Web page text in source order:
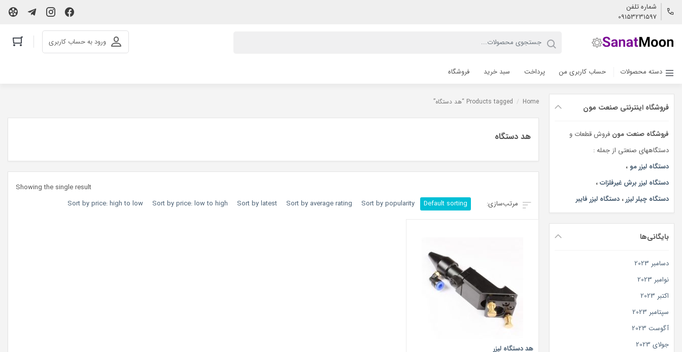
شماره تلفن
09153231597
ورود به حساب کاربری
دسته محصولات حساب کاربری من پرداخت سبد خرید فروشگاه
فروشگاه اینترنتی صنعت مون
فروشگاه صنعت مون فروش قطعات و
دستگاههای صنعتی از جمله :
دستگاه لیزر مو ،
دستگاه لیزر برش غیرفلزات،
دستگاه چیلر لیزر، دستگاه لیزر فایبر
بایگانی‌ها
دسامبر 2023
نوامبر 2023
اکتبر 2023
سپتامبر 2023
آگوست 2023
جولای 2023
Home
/ Products tagged “هد دستگاه”
هد دستگاه
Showing the single result
Default sorting
Sort by popularity
Sort by average rating
Sort by latest
Sort by price: low to high
Sort by price: high to low
هد دستگاه لیزر